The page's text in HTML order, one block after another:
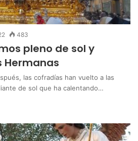
483
pleno de sol y
Hermanas
las cofradías han vuelto a las
de sol que ha calentando…